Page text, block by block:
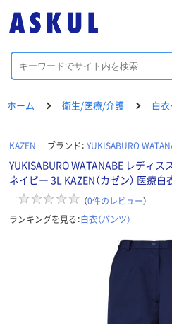
ホーム 衛生/医療/介護 白
KAZEN ブランド： YUKISABURO
YUKISABURO WATANABE レディ
ネイビー 3L KAZEN（カゼン） 医療白
（0件のレビュー）
ランキングを見る：白衣（パンツ）